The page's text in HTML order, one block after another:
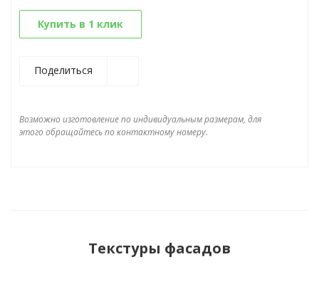
Купить в 1 клик
Поделиться
Возможно изготовление по индивидуальным размерам, для
этого обращайтесь по контактному номеру.
Текстуры фасадов